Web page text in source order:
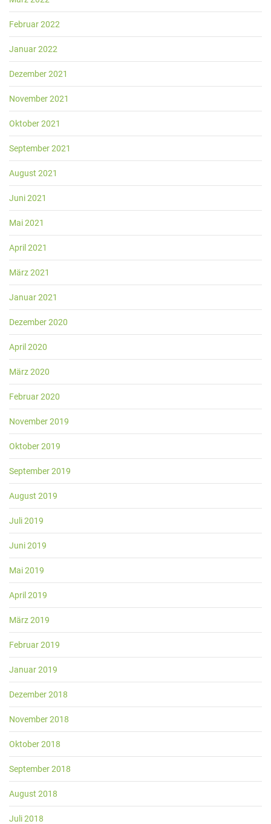
Februar 2022
Januar 2022
Dezember 2021
November 2021
Oktober 2021
September 2021
August 2021
Juni 2021
Mai 2021
April 2021
März 2021
Januar 2021
Dezember 2020
April 2020
März 2020
Februar 2020
November 2019
Oktober 2019
September 2019
August 2019
Juli 2019
Juni 2019
Mai 2019
April 2019
März 2019
Februar 2019
Januar 2019
Dezember 2018
November 2018
Oktober 2018
September 2018
August 2018
Juli 2018